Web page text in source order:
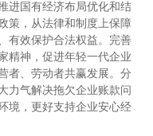
进国有经济布局优化和结
策，从法律和制度上保障
有效保护合法权益。完善
精神，促进年轻一代企业
者、劳动者共赢发展。分
力气解决拖欠企业账款问
境，更好支持企业安心经